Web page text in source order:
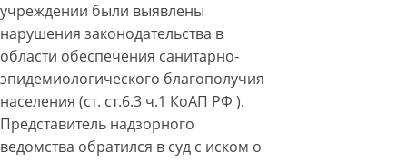
учреждении были выявлены
нарушения законодательства в
области обеспечения санитарно-
эпидемиологического благополучия
населения (ст. ст.6.3 ч.1 КоАП РФ ).
Представитель надзорного
ведомства обратился в суд с иском о